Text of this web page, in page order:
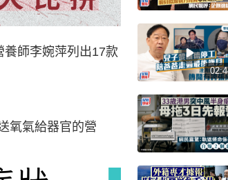
師李婉萍列出17款
氧氣給器官的營